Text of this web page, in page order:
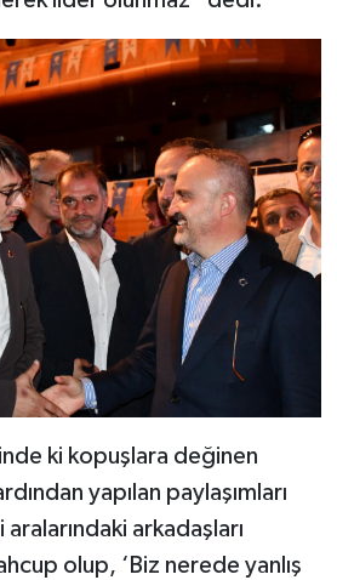
ki kopuşlara değinen
yapılan paylaşımları
arkadaşları
olup, ‘Biz nerede yanlış